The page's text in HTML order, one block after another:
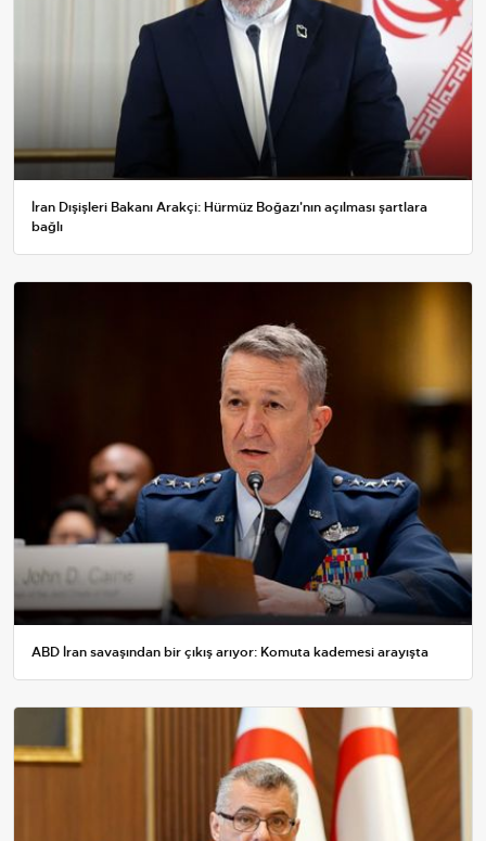
İran Dışişleri Bakanı Arakçi: Hürmüz Boğazı'nın açılması şartlara
bağlı
ABD İran savaşından bir çıkış arıyor: Komuta kademesi arayışta